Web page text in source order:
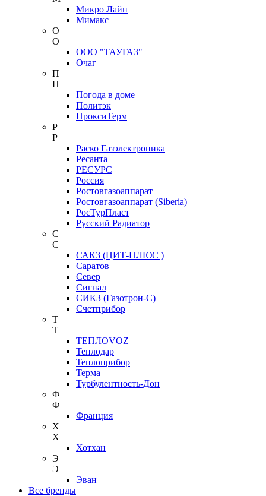
Микро Лайн
Мимакс
О
О
ООО "ТАУГАЗ"
Очаг
П
П
Погода в доме
Политэк
ПроксиТерм
Р
Р
Раско Газэлектроника
Ресанта
РЕСУРС
Россия
Ростовгазоаппарат
Ростовгазоаппарат (Siberia)
РосТурПласт
Русский Радиатор
С
С
САКЗ (ЦИТ-ПЛЮС )
Саратов
Север
Сигнал
СИКЗ (Газотрон-С)
Счетприбор
Т
Т
ТЕПЛОVOZ
Теплодар
Теплоприбор
Терма
Турбулентность-Дон
Ф
Ф
Франция
Х
Х
Хотхан
Э
Э
Эван
Все бренды